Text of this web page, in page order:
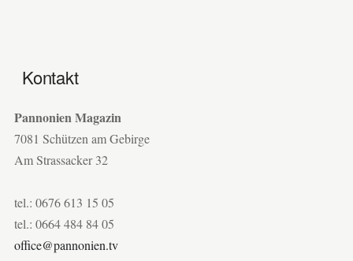
Kontakt
Pannonien Magazin
7081 Schützen am Gebirge
Am Strassacker 32
tel.: 0676 613 15 05
tel.: 0664 484 84 05
office@pannonien.tv